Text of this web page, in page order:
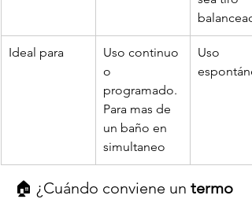
Ideal para
Uso continuo
o
programado.
Para mas de
un baño en
simultaneo
Uso
🏠 ¿Cuándo conviene un termo